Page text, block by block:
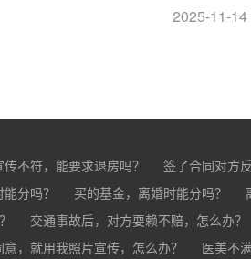
2025-11-14
不符，能要求退房吗？
签了合同对方
买家跳单怎么办？ 购买的房子有抵押
分吗？ 买的基金，离婚时能分吗？
交通事故后，对方耍赖不赔，怎么办？
，就用我照片宣传，怎么办？
医美不